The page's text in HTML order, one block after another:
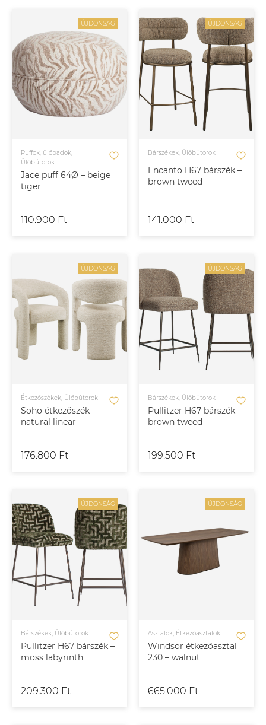
ÚJDONSÁG
Jace puff 64Ø – beige
tiger
Puffok, ülőpadok,
Ülőbútorok
110.900 Ft
ÚJDONSÁG
Encanto H67 bárszék –
brown tweed
Bárszékek, Ülőbútorok
141.000 Ft
ÚJDONSÁG
Soho étkezőszék –
natural linear
Étkezőszékek, Ülőbútorok
176.800 Ft
ÚJDONSÁG
Pullitzer H67 bárszék –
brown tweed
Bárszékek, Ülőbútorok
199.500 Ft
ÚJDONSÁG
Pullitzer H67 bárszék –
moss labyrinth
Bárszékek, Ülőbútorok
209.300 Ft
ÚJDONSÁG
Windsor étkezőasztal
230 – walnut
Asztalok, Étkezőasztalok
665.000 Ft